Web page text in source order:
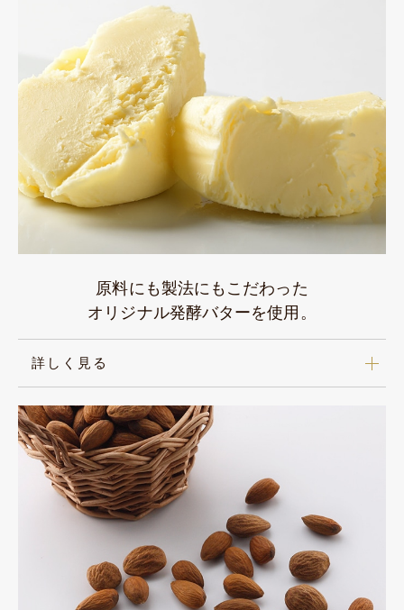
原料にも製法にもこだわった
オリジナル発酵バターを使用。
詳しく見る